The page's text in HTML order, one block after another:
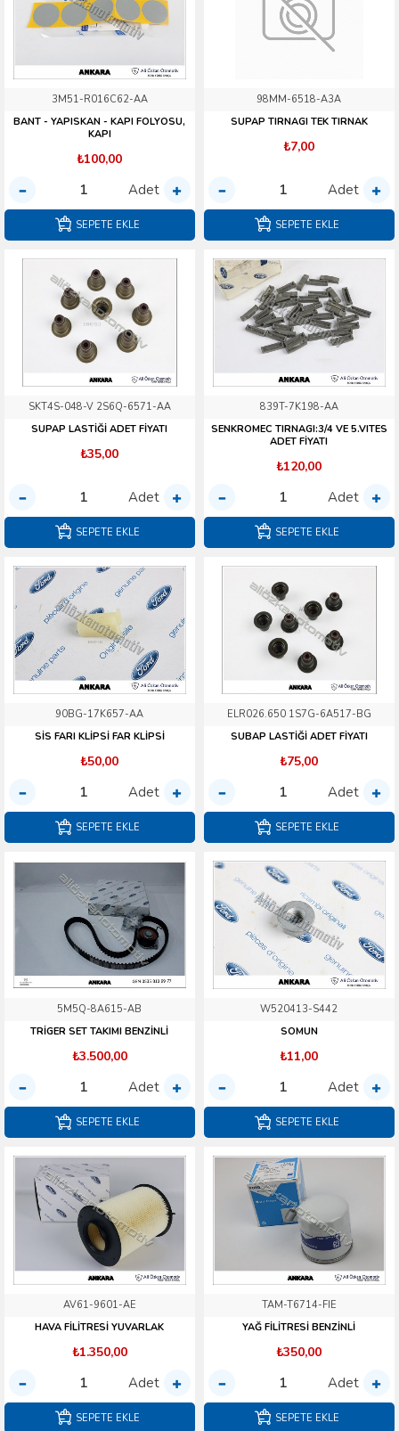
3M51-R016C62-AA
BANT - YAPISKAN - KAPI FOLYOSU,
KAPI
₺100,00
Adet
SEPETE EKLE
98MM-6518-A3A
SUPAP TIRNAGI TEK TIRNAK
₺7,00
Adet
SEPETE EKLE
SKT4S-048-V 2S6Q-6571-AA
SUPAP LASTİĞİ ADET FİYATI
₺35,00
Adet
SEPETE EKLE
839T-7K198-AA
SENKROMEC TIRNAGI:3/4 VE 5.VITES
ADET FİYATI
₺120,00
Adet
SEPETE EKLE
90BG-17K657-AA
SİS FARI KLİPSİ FAR KLİPSİ
₺50,00
Adet
SEPETE EKLE
ELR026.650 1S7G-6A517-BG
SUBAP LASTİĞİ ADET FİYATI
₺75,00
Adet
SEPETE EKLE
5M5Q-8A615-AB
TRİGER SET TAKIMI BENZİNLİ
₺3.500,00
Adet
SEPETE EKLE
W520413-S442
SOMUN
₺11,00
Adet
SEPETE EKLE
AV61-9601-AE
HAVA FİLİTRESİ YUVARLAK
₺1.350,00
Adet
SEPETE EKLE
TAM-T6714-FIE
YAĞ FİLİTRESİ BENZİNLİ
₺350,00
Adet
SEPETE EKLE